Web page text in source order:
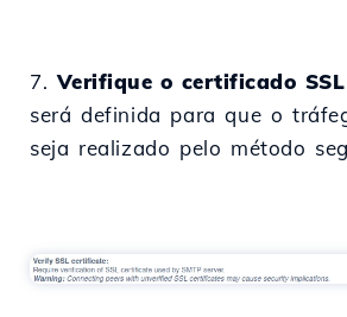
7.Verifique o certificado SSL
será definida para que o
seja realizado pelo método